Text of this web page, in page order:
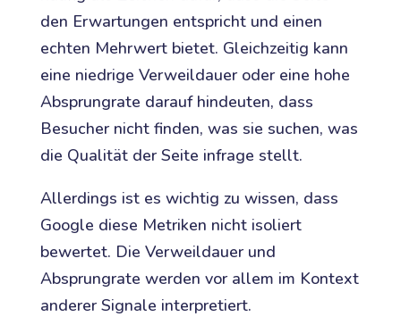
den Erwartungen entspricht und einen
echten Mehrwert bietet. Gleichzeitig kann
eine niedrige Verweildauer oder eine hohe
Absprungrate darauf hindeuten, dass
Besucher nicht finden, was sie suchen, was
die Qualität der Seite infrage stellt.
Allerdings ist es wichtig zu wissen, dass
Google diese Metriken nicht isoliert
bewertet. Die Verweildauer und
Absprungrate werden vor allem im Kontext
anderer Signale interpretiert.